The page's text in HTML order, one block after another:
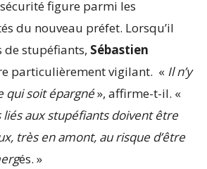
figure parmi les
du nouveau préfet. Lorsqu’il
de stupéfiants, Sébastien
particulièrement vigilant. « Il n’y
qui soit épargné», affirme-t-il. «
aux stupéfiants doivent être
très en amont, au risque d’être
és. »